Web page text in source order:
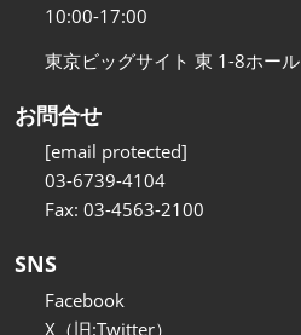
10:00-17:00
東京ビッグサイト 東 1-8ホール
お問合せ
[email protected]
03-6739-4104
Fax: 03-4563-2100
SNS
Facebook
X（旧:Twitter）